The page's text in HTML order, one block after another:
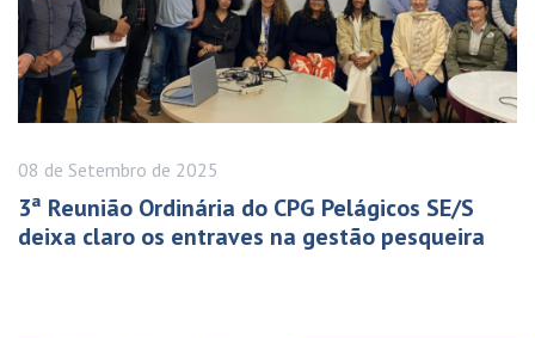
08 de Setembro de 2025
3ª Reunião Ordinária do CPG Pelágicos SE/S
deixa claro os entraves na gestão pesqueira